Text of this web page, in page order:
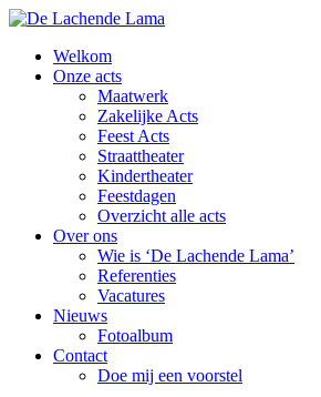
Welkom
Onze acts
Maatwerk
Zakelijke Acts
Feest Acts
Straattheater
Kindertheater
Feestdagen
Overzicht alle acts
Over ons
Wie is ‘De Lachende Lama’
Referenties
Vacatures
Nieuws
Fotoalbum
Contact
Doe mij een voorstel